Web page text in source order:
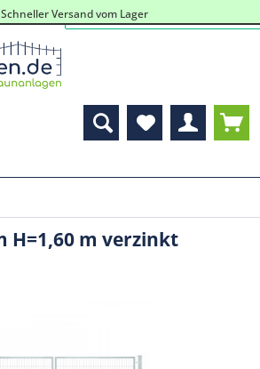
Schneller Versand vom Lager
H=1,60 m verzinkt